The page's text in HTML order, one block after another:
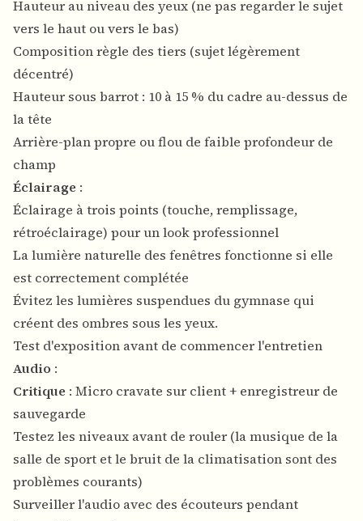
Hauteur au niveau des yeux (ne pas regarder le sujet
vers le haut ou vers le bas)
Composition règle des tiers (sujet légèrement
décentré)
Hauteur sous barrot : 10 à 15 % du cadre au-dessus de
la tête
Arrière-plan propre ou flou de faible profondeur de
champ
Éclairage :
Éclairage à trois points (touche, remplissage,
rétroéclairage) pour un look professionnel
La lumière naturelle des fenêtres fonctionne si elle
est correctement complétée
Évitez les lumières suspendues du gymnase qui
créent des ombres sous les yeux.
Test d'exposition avant de commencer l'entretien
Audio :
Critique : Micro cravate sur client + enregistreur de
sauvegarde
Testez les niveaux avant de rouler (la musique de la
salle de sport et le bruit de la climatisation sont des
problèmes courants)
Surveiller l'audio avec des écouteurs pendant